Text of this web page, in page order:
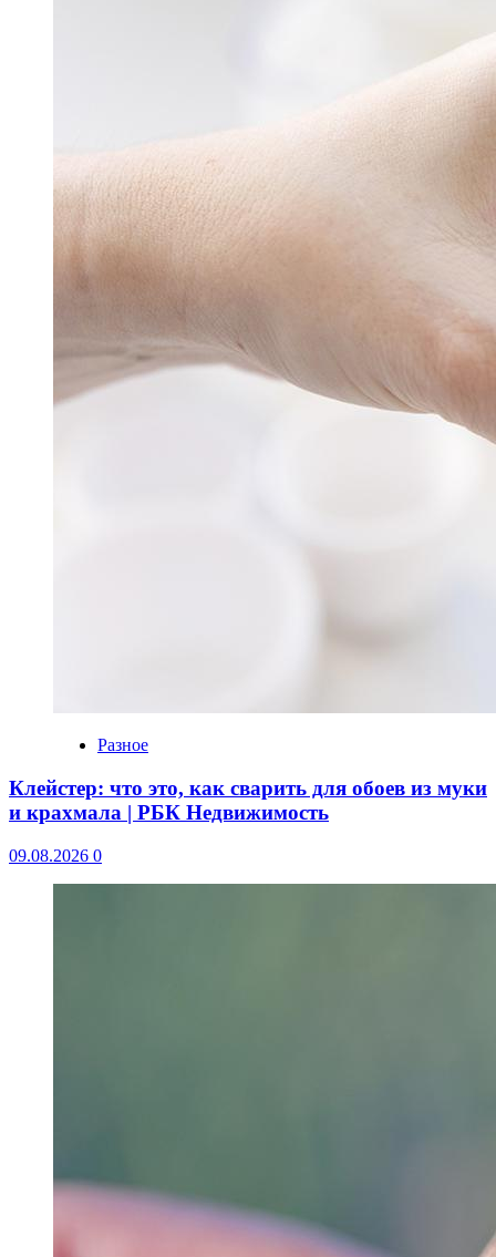
Разное
Клейстер: что это, как сварить для обоев из муки
и крахмала | РБК Недвижимость
09.08.2026 0